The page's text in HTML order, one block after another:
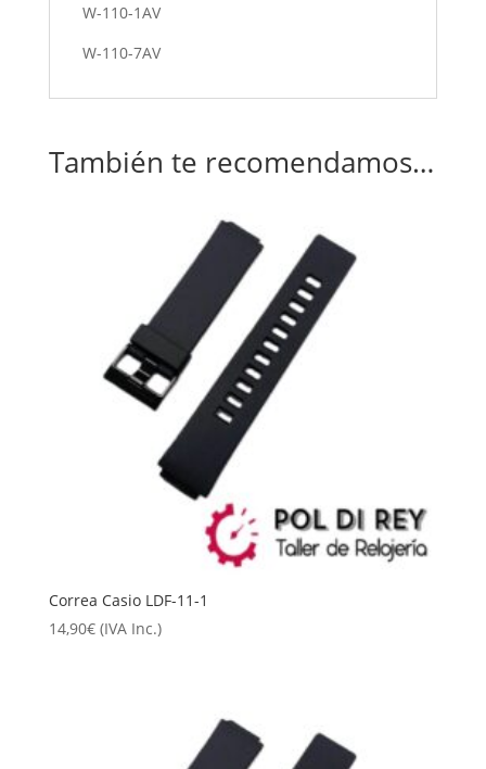
W-110-1AV
W-110-7AV
También te recomendamos…
Correa Casio LDF-11-1
14,90€ (IVA Inc.)